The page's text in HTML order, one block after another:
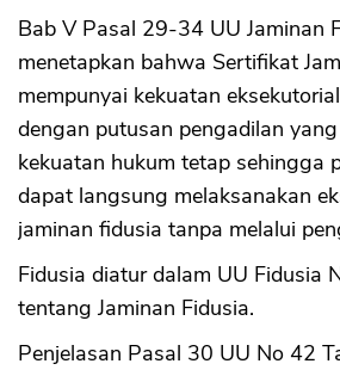
Bab V Pasal 29-34 UU Jaminan
menetapkan bahwa Sertifikat
mempunyai kekuatan
dengan putusan pengadilan
kekuatan hukum tetap sehingga
dapat langsung melaksanakan
jaminan fidusia tanpa melalui
Fidusia diatur dalam UU Fidusia
tentang Jaminan Fidusia.
Penjelasan Pasal 30 UU No 42